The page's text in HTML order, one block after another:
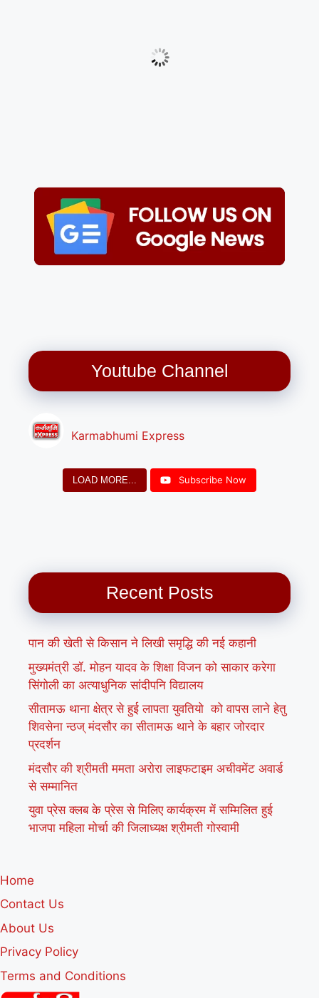
Youtube Channel
Karmabhumi Express
LOAD MORE... Subscribe Now
Recent Posts
पान की खेती से किसान ने लिखी समृद्धि की नई कहानी
मुख्यमंत्री डॉ. मोहन यादव के शिक्षा विजन को साकार करेगा
सिंगोली का अत्याधुनिक सांदीपनि विद्यालय
सीतामऊ थाना क्षेत्र से हुई लापता युवतियो को वापस लाने हेतु
शिवसेना न्ठज् मंदसौर का सीतामऊ थाने के बहार जोरदार
प्रदर्शन
मंदसौर की श्रीमती ममता अरोरा लाइफटाइम अचीवमेंट अवार्ड
से सम्मानित
युवा प्रेस क्लब के प्रेस से मिलिए कार्यक्रम में सम्मिलित हुई
भाजपा महिला मोर्चा की जिलाध्यक्ष श्रीमती गोस्वामी
Home
Contact Us
About Us
Privacy Policy
Terms and Conditions